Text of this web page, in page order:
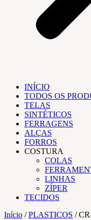
INÍCIO
TODOS OS
TELAS
SINTÉTICOS
FERRAGENS
ALÇAS
FORROS
COSTURA
COLAS
LINHAS
ZÍPER
TECIDOS
Início /PLASTICOS /